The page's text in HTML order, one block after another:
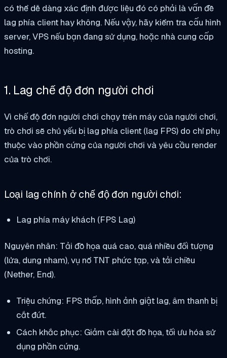
có thể dễ dàng xác định được liệu đó có phải là vấn đề
lag phía client hay không. Nếu vậy, hãy kiểm tra cấu hình
server, VPS nếu bạn đang sử dụng, hoặc nhà cung cấp
hosting.
1. Lag chế độ đơn người chơi
Vì chế độ đơn người chơi chạy trên máy của người chơi,
trò chơi sẽ chủ yếu bị lag phía client (lag FPS) do chỉ phụ
thuộc vào phần cứng của người chơi và yêu cầu render
của trò chơi.
Loại lag chính ở chế độ đơn người chơi:
Lag phía máy khách (FPS Lag)
Nguyên nhân: Tải đồ họa quá cao, quá nhiều đối tượng
(lửa, dung nham), vụ nổ TNT phức tạp, và tải chiều
(Nether, End).
Triệu chứng: FPS thấp, hình ảnh giật lag, âm thanh bị
cắt đứt.
Cách khắc phục: Giảm cài đặt đồ họa, tối ưu hóa sử
dụng phần cứng.